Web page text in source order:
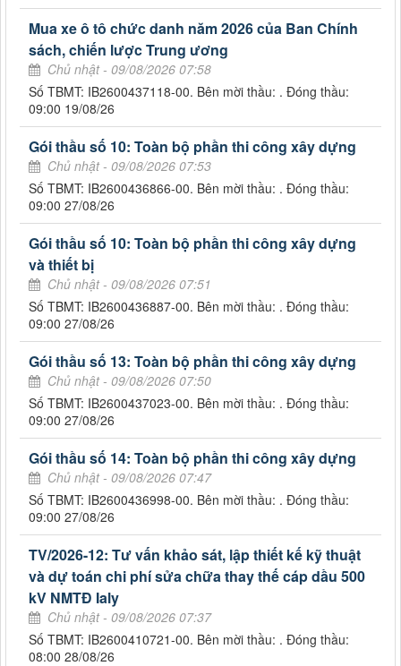
Mua xe ô tô chức danh năm 2026 của Ban Chính
sách, chiến lược Trung ương
Chủ nhật - 09/08/2026 07:58
Số TBMT: IB2600437118-00. Bên mời thầu: . Đóng thầu:
09:00 19/08/26
Gói thầu số 10: Toàn bộ phần thi công xây dựng
Chủ nhật - 09/08/2026 07:53
Số TBMT: IB2600436866-00. Bên mời thầu: . Đóng thầu:
09:00 27/08/26
Gói thầu số 10: Toàn bộ phần thi công xây dựng
và thiết bị
Chủ nhật - 09/08/2026 07:51
Số TBMT: IB2600436887-00. Bên mời thầu: . Đóng thầu:
09:00 27/08/26
Gói thầu số 13: Toàn bộ phần thi công xây dựng
Chủ nhật - 09/08/2026 07:50
Số TBMT: IB2600437023-00. Bên mời thầu: . Đóng thầu:
09:00 27/08/26
Gói thầu số 14: Toàn bộ phần thi công xây dựng
Chủ nhật - 09/08/2026 07:47
Số TBMT: IB2600436998-00. Bên mời thầu: . Đóng thầu:
09:00 27/08/26
TV/2026-12: Tư vấn khảo sát, lập thiết kế kỹ thuật
và dự toán chi phí sửa chữa thay thế cáp dầu 500
kV NMTĐ Ialy
Chủ nhật - 09/08/2026 07:37
Số TBMT: IB2600410721-00. Bên mời thầu: . Đóng thầu:
08:00 28/08/26